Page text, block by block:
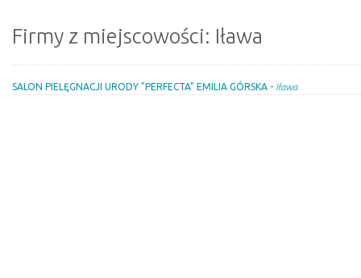
Firmy z miejscowości: Iława
SALON PIELĘGNACJI URODY "PERFECTA" EMILIA GÓRSKA - Iława